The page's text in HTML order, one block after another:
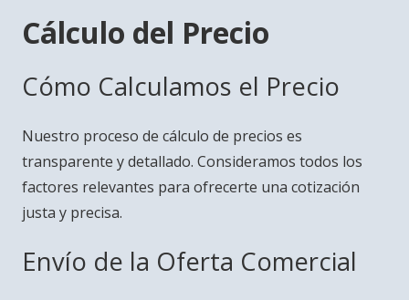
Cálculo del Precio
Cómo Calculamos el Precio
Nuestro proceso de cálculo de precios es
transparente y detallado. Consideramos todos los
factores relevantes para ofrecerte una cotización
justa y precisa.
Envío de la Oferta Comercial